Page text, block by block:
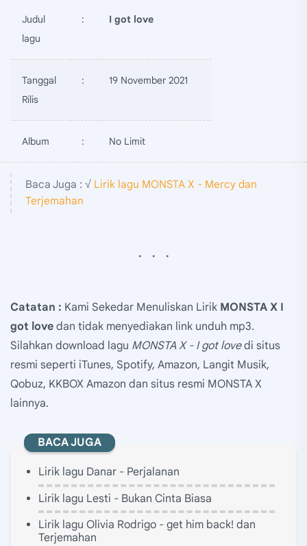
Judul
lagu
: I got love
Tanggal
Rilis
: 19 November 2021
Album : No Limit
Baca Juga : √ Lirik lagu MONSTA X - Mercy dan
Terjemahan
Catatan : Kami Sekedar Menuliskan Lirik MONSTA X I
got love dan tidak menyediakan link unduh mp3.
Silahkan download lagu MONSTA X - I got lovedi situs
resmi seperti iTunes, Spotify, Amazon, Langit Musik,
Qobuz, KKBOX Amazon dan situs resmi MONSTA X
lainnya.
BACA JUGA
Lirik lagu Danar - Perjalanan
Lirik lagu Lesti - Bukan Cinta Biasa
Lirik lagu Olivia Rodrigo - get him back! dan
Terjemahan